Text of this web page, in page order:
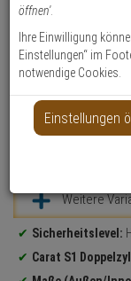
um
Suche
Produktmerkmale
Weitere
Sicherheitslevel:
Carat S1
öffnen'.
Ihre Einwilligung
Einstellungen“ im
notwendige Cookies.
Einstellungen